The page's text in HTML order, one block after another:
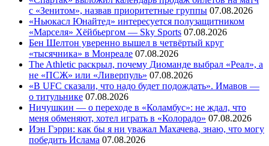
с «Зенитом», назвав приоритетные группы 07.08.2026
«Ньюкасл Юнайтед» интересуется полузащитником
«Марселя» Хёйбьергом — Sky Sports 07.08.2026
Бен Шелтон уверенно вышел в четвёртый круг
«тысячника» в Монреале 07.08.2026
The Athletic раскрыл, почему Диоманде выбрал «Реал», а
не «ПСЖ» или «Ливерпуль» 07.08.2026
«В UFC сказали, что надо будет подождать». Имавов —
о титульнике 07.08.2026
Ничушкин — о переходе в «Коламбус»: не ждал, что
меня обменяют, хотел играть в «Колорадо» 07.08.2026
Иэн Гэрри: как бы я ни уважал Махачева, знаю, что могу
победить Ислама 07.08.2026